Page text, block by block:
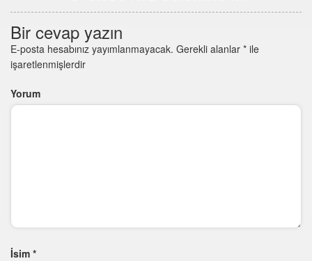
Bir cevap yazın
E-posta hesabınız yayımlanmayacak. Gerekli alanlar * ile
işaretlenmişlerdir
Yorum
İsim *